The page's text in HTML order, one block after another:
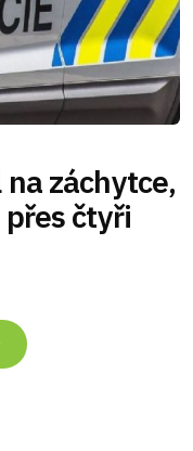
záchytce,
čtyři